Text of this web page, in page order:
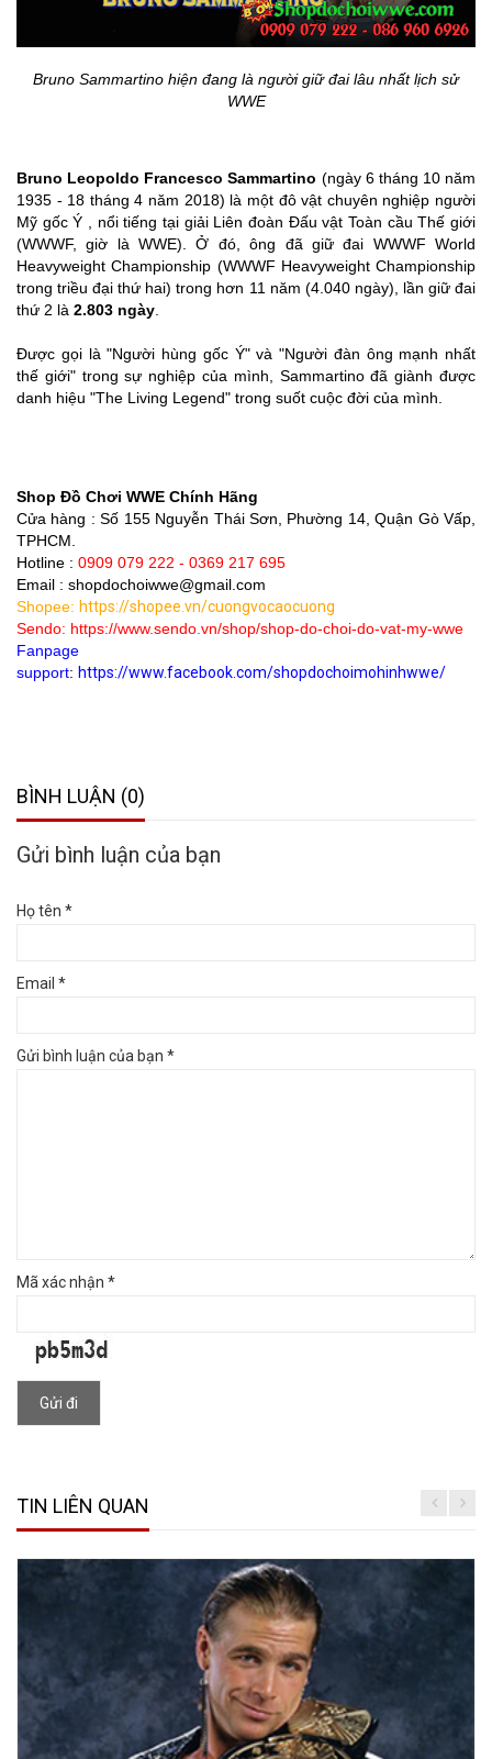
Bruno Sammartino hiện đang là người giữ đai lâu nhất lịch sử
WWE
Bruno Leopoldo Francesco Sammartino (ngày 6 tháng 10 năm
1935 - 18 tháng 4 năm 2018) là một đô vật chuyên nghiệp người
Mỹ gốc Ý , nổi tiếng tại giải Liên đoàn Đấu vật Toàn cầu Thế giới
(WWWF, giờ là WWE). Ở đó, ông đã giữ đai WWWF World
Heavyweight Championship (WWWF Heavyweight Championship
trong triều đại thứ hai) trong hơn 11 năm (4.040 ngày), lần giữ đai
thứ 2 là 2.803 ngày
Được gọi là "Người hùng gốc Ý" và "Người đàn ông mạnh nhất
thế giới" trong sự nghiệp của mình, Sammartino đã giành được
danh hiệu "The Living Legend" trong suốt cuộc đời của mình.
Shop Đồ Chơi WWE Chính Hãng
Cửa hàng : Số 155 Nguyễn Thái Sơn, Phường 14, Quận Gò Vấp,
TPHCM.
Hotline : 0909 079 222 - 0369 217 695
Email : shopdochoiwwe@gmail.com
Shopee: https://shopee.vn/cuongvocaocuong
Sendo: https://www.sendo.vn/shop/shop-do-choi-do-vat-my-wwe
Fanpage
support: https://www.facebook.com/shopdochoimohinhwwe/
BÌNH LUẬN (0)
Gửi bình luận của bạn
Họ tên *
Email *
Gửi bình luận của bạn *
Mã xác nhận *
Gửi đi
TIN LIÊN QUAN